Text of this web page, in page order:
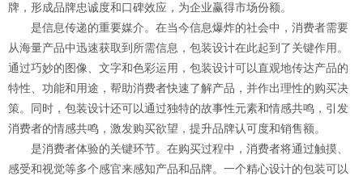
牌，形成品牌忠诚度和口碑效应，为企业赢得市场份额。
是信息传递的重要媒介。在当今信息爆炸的社会中，消费者需要
从海量产品中迅速获取到所需信息，包装设计在此起到了关键作用。
通过巧妙的图像、文字和色彩运用，包装设计可以直观地传达产品的
特性、功能和用途，帮助消费者快速了解产品，并作出理性的购买决
策。同时，包装设计还可以通过独特的故事性元素和情感共鸣，引发
消费者的情感共鸣，激发购买欲望，提升品牌认可度和销售额。
是消费者体验的关键环节。在购买过程中，消费者将通过触摸、
感受和视觉等多个感官来感知产品和品牌。一个精心设计的包装可以